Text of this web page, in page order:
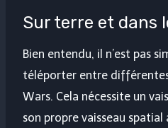
Sur terre et dans
Bien entendu, il n’est pas
téléporter entre
Wars. Cela nécessite un
son propre vaisseau spatial